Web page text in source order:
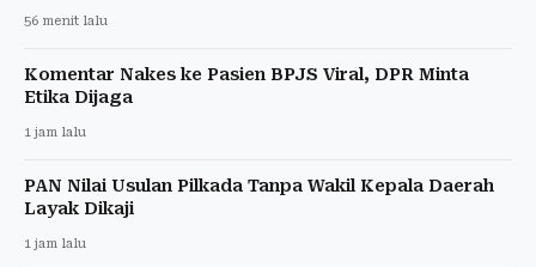
56 menit lalu
Komentar Nakes ke Pasien BPJS Viral, DPR Minta
Etika Dijaga
1 jam lalu
PAN Nilai Usulan Pilkada Tanpa Wakil Kepala Daerah
Layak Dikaji
1 jam lalu